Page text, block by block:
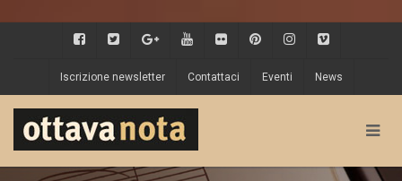
Iscrizione newsletter Contattaci Eventi News